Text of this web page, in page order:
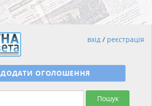
Пошук
ДОДАТИ ОГОЛОШЕННЯ
вхід / реєстрація